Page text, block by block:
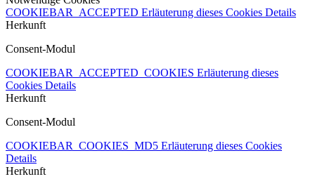
COOKIEBAR_ACCEPTED Erläuterung dieses Cookies Details
Herkunft
Consent-Modul
COOKIEBAR_ACCEPTED_COOKIES Erläuterung dieses
Cookies Details
Herkunft
Consent-Modul
COOKIEBAR_COOKIES_MD5 Erläuterung dieses Cookies
Details
Herkunft